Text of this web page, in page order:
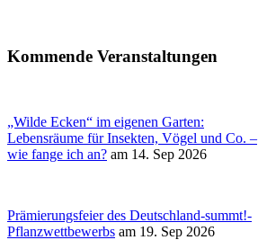
Kommende Veranstaltungen
„Wilde Ecken“ im eigenen Garten:
Lebensräume für Insekten, Vögel und Co. –
wie fange ich an? am 14. Sep 2026
Prämierungsfeier des Deutschland-summt!-
Pflanzwettbewerbs am 19. Sep 2026